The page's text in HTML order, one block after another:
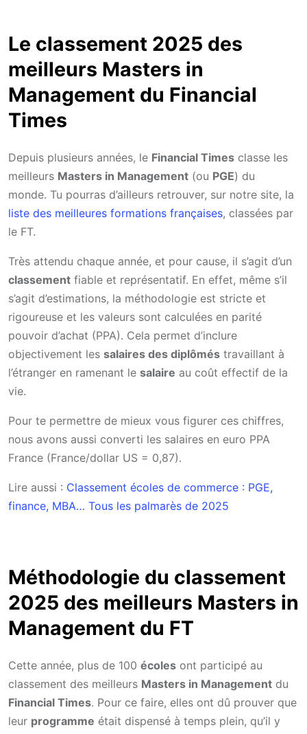
Le classement 2025 des
meilleurs Masters in
Management du Financial
Times
Depuis plusieurs années, le Financial Times classe les
meilleurs Masters in Management (ou PGE) du
monde. Tu pourras d’ailleurs retrouver, sur notre site, la
liste des meilleures formations françaises, classées par
le FT.
Très attendu chaque année, et pour cause, il s’agit d’un
classement fiable et représentatif. En effet, même s’il
s’agit d’estimations, la méthodologie est stricte et
rigoureuse et les valeurs sont calculées en parité
pouvoir d’achat (PPA). Cela permet d’inclure
objectivement les salaires des diplômés travaillant à
l’étranger en ramenant le salaire au coût effectif de la
vie.
Pour te permettre de mieux vous figurer ces chiffres,
nous avons aussi converti les salaires en euro PPA
France (France/dollar US = 0,87).
Lire aussi : Classement écoles de commerce : PGE,
finance, MBA… Tous les palmarès de 2025
Méthodologie du classement
2025 des meilleurs Masters in
Management du FT
Cette année, plus de 100 écoles ont participé au
classement des meilleurs Masters in Management du
Financial Times. Pour ce faire, elles ont dû prouver que
leur programme était dispensé à temps plein, qu’il y